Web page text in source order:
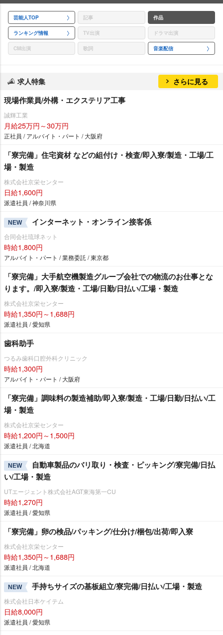
芸能人TOP 記事 作品
ランキング情報 TV出演 ドラマ出演
CM出演 歌詞 音楽配信
求人特集 さらに見る
現場作業員/外構・エクステリア工事
誠輝工業
月給25万円～30万円
正社員 / アルバイト・パート / 大阪府
「寮完備」住宅資材 などの組付け・検査/即入寮/製造・工場/工
場・製造
株式会社京栄センター
日給1,600円
派遣社員 / 神奈川県
NEW インターネット・オンライン接客係
合同会社琉球ネット
時給1,800円
アルバイト・パート / 業務委託 / 東京都
「寮完備」大手航空機製造グループ会社での物流のお仕事とな
ります。/即入寮/製造・工場/日勤/日払い/工場・製造
株式会社京栄センター
時給1,350円～1,688円
派遣社員 / 愛知県
歯科助手
つるみ歯科口腔外科クリニック
時給1,300円
アルバイト・パート / 大阪府
「寮完備」調味料の製造補助/即入寮/製造・工場/日勤/日払い/工
場・製造
株式会社京栄センター
時給1,200円～1,500円
派遣社員 / 北海道
NEW
自動車製品のバリ取り・検査・ピッキング/寮完備/日払
い/工場・製造
UTエージェント株式会社AGT東海第一CU
時給1,270円
派遣社員 / 愛知県
「寮完備」卵の検品/パッキング/仕分け/梱包/出荷/即入寮
株式会社京栄センター
時給1,350円～1,688円
派遣社員 / 北海道
NEW 手持ちサイズの基板組立/寮完備/日払い/工場・製造
株式会社日本ケイテム
日給8,000円
派遣社員 / 愛知県